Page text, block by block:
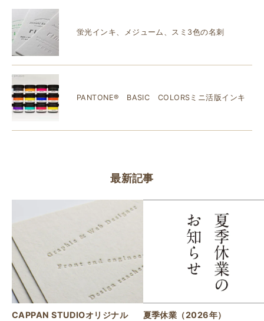
蛍光インキ、メジューム、スミ3色の名刺
PANTONE® BASIC COLORSミニ活版インキ
最新記事
CAPPAN STUDIOオリジナル
夏季休業（2026年）